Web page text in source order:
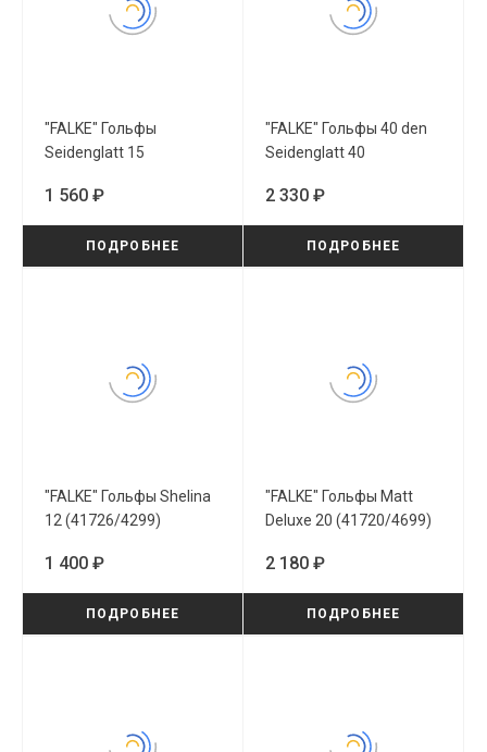
"FALKE" Гольфы
Seidenglatt 15
1 560 ₽
ПОДРОБНЕЕ
"FALKE" Гольфы 40 den
Seidenglatt 40
2 330 ₽
ПОДРОБНЕЕ
"FALKE" Гольфы Shelina
12 (41726/4299)
1 400 ₽
ПОДРОБНЕЕ
"FALKE" Гольфы Matt
Deluxe 20 (41720/4699)
2 180 ₽
ПОДРОБНЕЕ